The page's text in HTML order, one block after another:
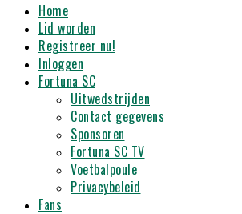
Primary
Menu
Home
Lid worden
Registreer nu!
Inloggen
Fortuna SC
Uitwedstrijden
Contact gegevens
Sponsoren
Fortuna SC TV
Voetbalpoule
Privacybeleid
Fans